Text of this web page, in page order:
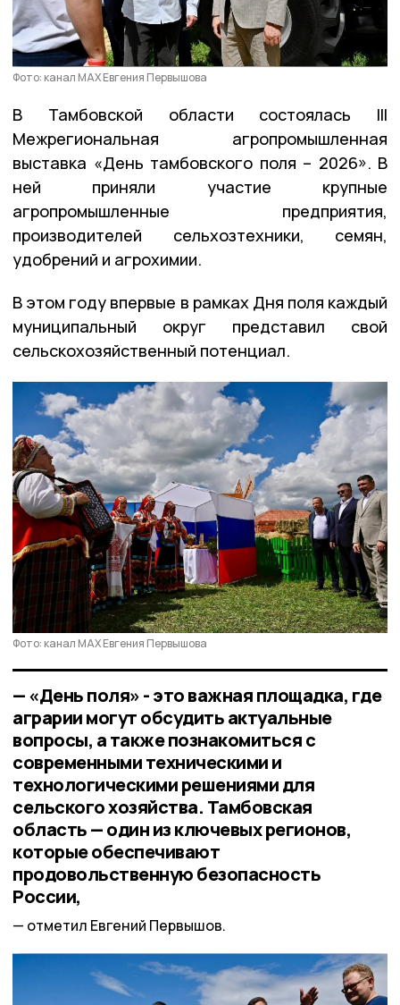
Фото: канал МАХ Евгения Первышова
В Тамбовской области состоялась III
Межрегиональная агропромышленная
выставка «День тамбовского поля – 2026». В
ней приняли участие крупные
агропромышленные предприятия,
производителей сельхозтехники, семян,
удобрений и агрохимии.
В этом году впервые в рамках Дня поля каждый
муниципальный округ представил свой
сельскохозяйственный потенциал.
Фото: канал МАХ Евгения Первышова
— «День поля» - это важная площадка, где
аграрии могут обсудить актуальные
вопросы, а также познакомиться с
современными техническими и
технологическими решениями для
сельского хозяйства. Тамбовская
область — один из ключевых регионов,
которые обеспечивают
продовольственную безопасность
России,
отметил Евгений Первышов.